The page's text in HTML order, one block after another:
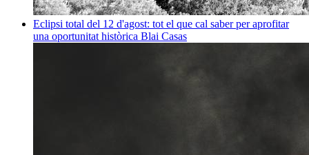
Eclipsi total del 12 d'agost: tot el que cal saber per aprofitar
una oportunitat històrica Blai Casas